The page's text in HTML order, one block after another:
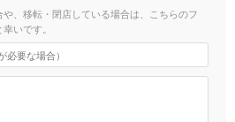
、移転・閉店している場合は、こちらのフ
いです。